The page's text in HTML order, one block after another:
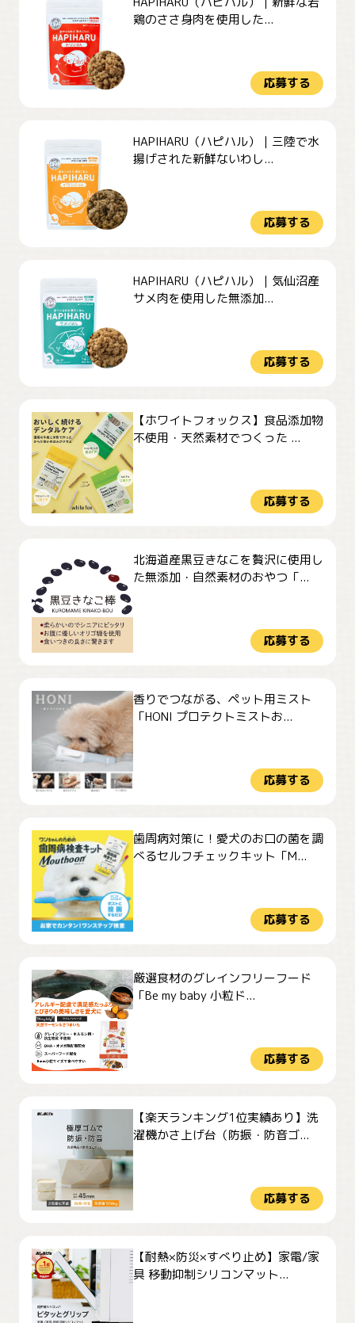
鶏のささ身肉を使用した...
応募する
HAPIHARU（ハピハル）｜三陸で水
揚げされた新鮮ないわし...
応募する
HAPIHARU（ハピハル）｜気仙沼産
サメ肉を使用した無添加...
応募する
【ホワイトフォックス】食品添加物
不使用・天然素材でつくった ...
応募する
北海道産黒豆きなこを贅沢に使用し
た無添加・自然素材のおやつ「...
応募する
香りでつながる、ペット用ミスト
「HONI プロテクトミストお...
応募する
歯周病対策に！愛犬のお口の菌を調
べるセルフチェックキット「M...
応募する
厳選食材のグレインフリーフード
「Be my baby 小粒ド...
応募する
【楽天ランキング1位実績あり】洗
濯機かさ上げ台（防振・防音ゴ...
応募する
【耐熱×防災×すべり止め】家電/家
具 移動抑制シリコンマット...